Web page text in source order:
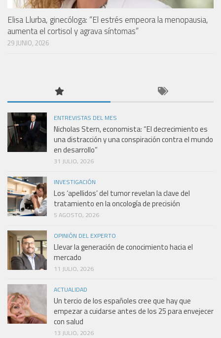
Elisa Llurba, ginecóloga: “El estrés empeora la menopausia,
aumenta el cortisol y agrava síntomas”
29 JUNIO, 2026
ENTREVISTAS DEL MES
Nicholas Stern, economista: “El decrecimiento es
una distracción y una conspiración contra el mundo
en desarrollo”
31 JULIO, 2026
INVESTIGACIÓN
Los ‘apellidos’ del tumor revelan la clave del
tratamiento en la oncología de precisión
5 AGOSTO, 2026
OPINIÓN DEL EXPERTO
Llevar la generación de conocimiento hacia el
mercado
11 JULIO, 2026
ACTUALIDAD
Un tercio de los españoles cree que hay que
empezar a cuidarse antes de los 25 para envejecer
con salud
13 JULIO, 2026